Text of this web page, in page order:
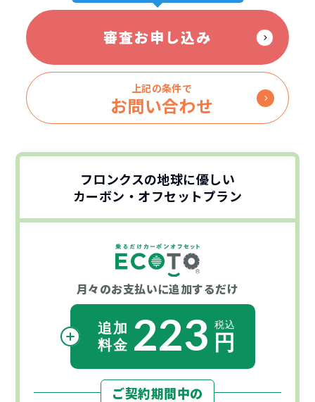
審査お申し込み
上記の条件で
お問い合わせ
フロンクスの地球に優しい
カーボン・オフセットプラン
月々のお支払いに追加するだけ
223
ご契約期間中の